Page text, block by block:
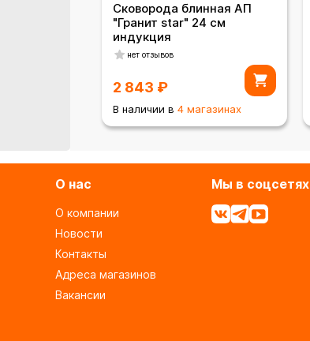
Сковорода блинная АП
"Гранит star" 24 см
индукция
нет отзывов
2 843 ₽
В наличии в 4 магазинах
О нас
О компании
Новости
Контакты
Адреса магазинов
Вакансии
Мы в соцсетях